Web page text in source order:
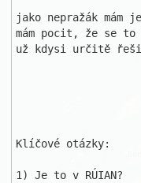
jako nepražák mám
mám pocit, že se to
už kdysi určitě
Klíčové otázky:
1) Je to v RÚIAN?